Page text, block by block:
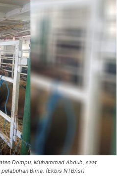
Dompu, Muhammad Abduh, saat
Bima. (Ekbis NTB/ist)